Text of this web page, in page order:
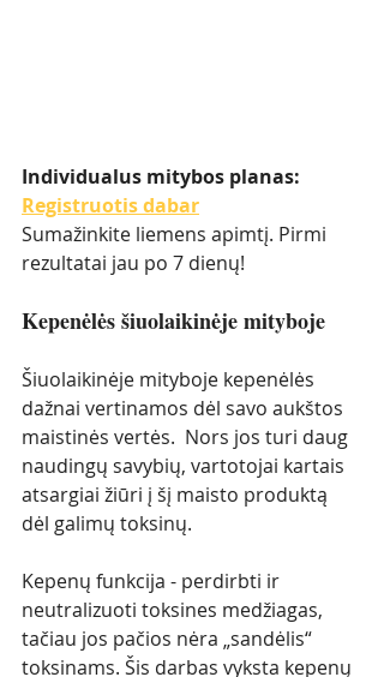
Individualus mitybos planas:
Registruotis dabar
Sumažinkite liemens apimtį. Pirmi
rezultatai jau po 7 dienų!
Kepenėlės šiuolaikinėje mityboje
Šiuolaikinėje mityboje kepenėlės
dažnai vertinamos dėl savo aukštos
maistinės vertės.  Nors jos turi daug
naudingų savybių, vartotojai kartais
atsargiai žiūri į šį maisto produktą
dėl galimų toksinų.
Kepenų funkcija - perdirbti ir
neutralizuoti toksines medžiagas,
tačiau jos pačios nėra „sandėlis“
toksinams. Šis darbas vyksta kepenų